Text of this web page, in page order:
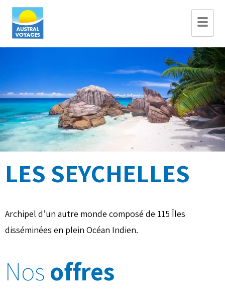
LES SEYCHELLES
Archipel d’un autre monde composé de 115 Îles
disséminées en plein Océan Indien.
Nosoffres